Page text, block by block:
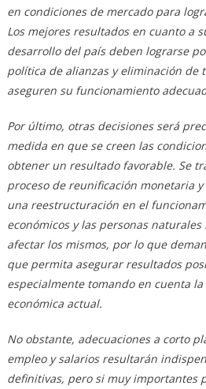
en condiciones de mercado para
Los mejores resultados en cuanto a
desarrollo del país deben lograrse
política de alianzas y eliminación de
aseguren su funcionamiento
Por último, otras decisiones será
medida en que se creen las
obtener un resultado favorable. Se
proceso de reunificación monetaria
una reestructuración en el
económicos y las personas
afectar los mismos, por lo que
que permita asegurar resultados
especialmente tomando en cuenta
económica actual.
No obstante, adecuaciones a corto
empleo y salarios resultarán
definitivas, pero si muy importantes